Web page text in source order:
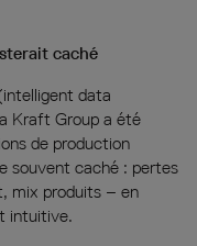
caché
data
Kraft Group a été
de production
souvent caché : pertes
mix produits – en
intuitive.